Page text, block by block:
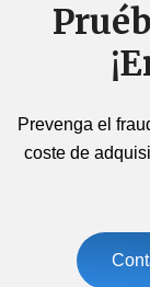
Prevenga el
coste de